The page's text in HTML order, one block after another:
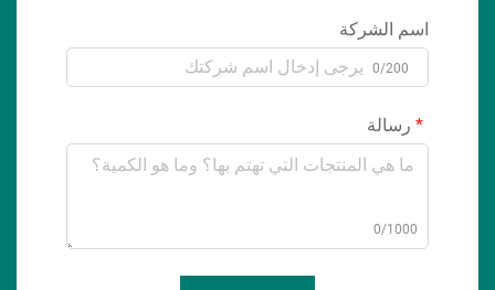
اسم الشركة
0/200
رسالة
0/1000